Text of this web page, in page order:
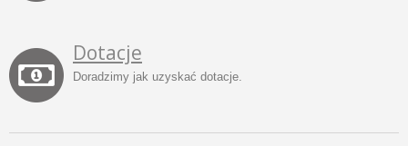
Dotacje
Doradzimy jak uzyskać dotacje.